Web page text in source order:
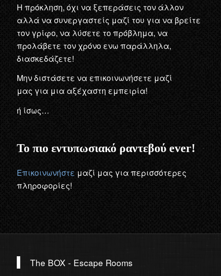
Η πρόκληση, όχι να ξεπεράσεις τον άλλον
αλλά να συνεργαστείς μαζί του για να βρείτε
τον γρίφο, να λύσετε το πρόβλημα, να
προλάβετε τον χρόνο ενω παράλληλα,
διασκεδάζετε!
Μην διστάσετε να επικοινωνήσετε μαζί
μας για μια αξέχαστη εμπειρία!
ή ίσως…
Το πιο εντυπωσιακό ραντεβού ever!
Επικοινωνήστε μαζί μας για περισσότερες
πληροφορίες!
The BOX - Escape Rooms